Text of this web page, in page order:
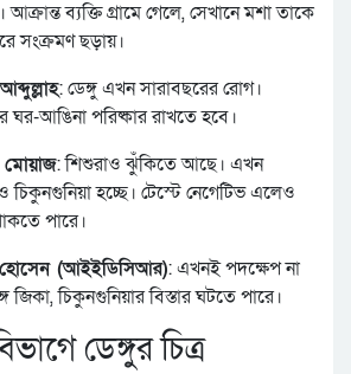
আক্রান্ত ব্যক্তি গ্রামে গেলে, সেখানে মশা তাকে
সংক্রমণ ছড়ায়।
: ডেঙ্গু এখন সারাবছরের রোগ।
আঙিনা পরিষ্কার রাখতে হবে।
মোয়াজ: শিশুরাও ঝুঁকিতে আছে। এখন
চিকুনগুনিয়া হচ্ছে। টেস্টে নেগেটিভ এলেও
পারে।
(আইইডিসিআর): এখনই পদক্ষেপ না
জিকা, চিকুনগুনিয়ার বিস্তার ঘটতে পারে।
ডেঙ্গুর চিত্র